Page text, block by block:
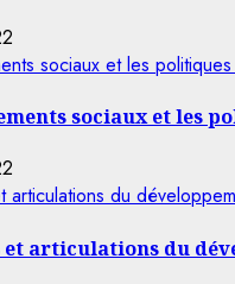
sociaux et les
sociaux et les
articulations du
et articulations du